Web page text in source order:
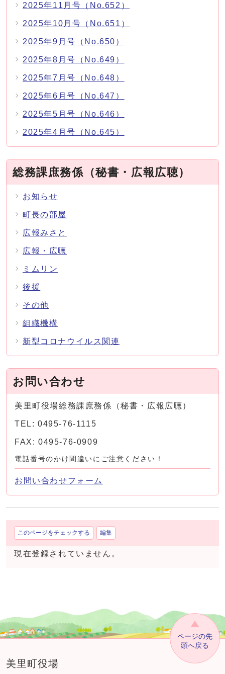
2025年11月号（No.652）
2025年10月号（No.651）
2025年9月号（No.650）
2025年8月号（No.649）
2025年7月号（No.648）
2025年6月号（No.647）
2025年5月号（No.646）
2025年4月号（No.645）
総務課庶務係（秘書・広報広聴）
お知らせ
町長の部屋
広報みさと
広報・広聴
ミムリン
後援
その他
組織機構
新型コロナウイルス関連
お問い合わせ
美里町役場総務課庶務係（秘書・広報広聴）
TEL: 0495-76-1115
FAX: 0495-76-0909
電話番号のかけ間違いにご注意ください！
お問い合わせフォーム
このページをチェックする 編集
現在登録されていません。
ページの先
頭へ戻る
美里町役場